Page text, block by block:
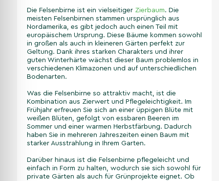
Die Felsenbirne ist ein vielseitiger Zierbaum. Die
meisten Felsenbirnen stammen ursprünglich aus
Nordamerika, es gibt jedoch auch einen Teil mit
europäischem Ursprung. Diese Bäume kommen sowohl
in großen als auch in kleineren Gärten perfekt zur
Geltung. Dank ihres starken Charakters und ihrer
guten Winterhärte wächst dieser Baum problemlos in
verschiedenen Klimazonen und auf unterschiedlichen
Bodenarten.
Was die Felsenbirne so attraktiv macht, ist die
Kombination aus Zierwert und Pflegeleichtigkeit. Im
Frühjahr erfreuen Sie sich an einer üppigen Blüte mit
weißen Blüten, gefolgt von essbaren Beeren im
Sommer und einer warmen Herbstfärbung. Dadurch
haben Sie in mehreren Jahreszeiten einen Baum mit
starker Ausstrahlung in Ihrem Garten.
Darüber hinaus ist die Felsenbirne pflegeleicht und
einfach in Form zu halten, wodurch sie sich sowohl für
private Gärten als auch für Grünprojekte eignet. Ob